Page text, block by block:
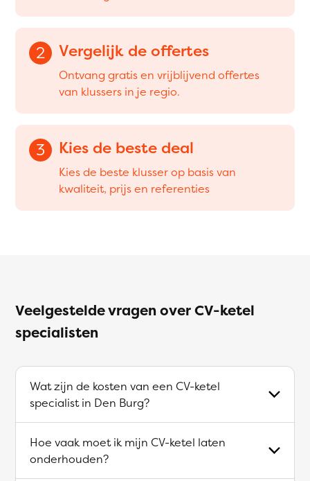
2 Vergelijk de offertes
Ontvang gratis en vrijblijvend offertes
van klussers in je regio.
3 Kies de beste deal
Kies de beste klusser op basis van
kwaliteit, prijs en referenties
Veelgestelde vragen over CV-ketel
specialisten
Wat zijn de kosten van een CV-ketel
specialist in Den Burg?
Hoe vaak moet ik mijn CV-ketel laten
onderhouden?